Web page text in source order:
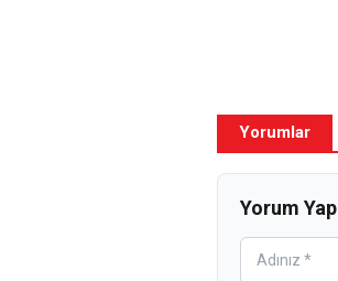
Yorumlar
Yorum Yap